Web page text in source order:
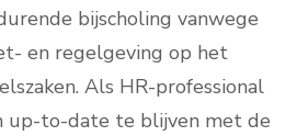
bijscholing vanwege
en regelgeving op het
Als HR-professional
up-to-date te blijven met de